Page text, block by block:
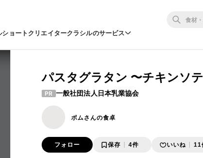
ショートクリエイタークラシルのサービス
パスタグラタン 〜チキンソ
PR 一般社団法人日本乳業協会
ボムさんの食卓
フォロー 保存 4件 いいね 11